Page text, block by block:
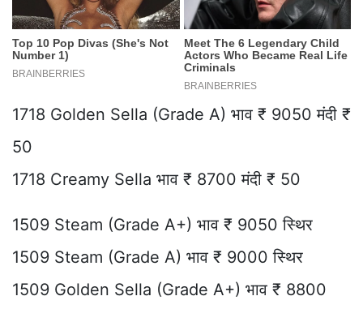
1718 Golden Sella (Grade A) भाव ₹ 9050 मंदी ₹
50
1718 Creamy Sella भाव ₹ 8700 मंदी ₹ 50
1509 Steam (Grade A+) भाव ₹ 9050 स्थिर
1509 Steam (Grade A) भाव ₹ 9000 स्थिर
1509 Golden Sella (Grade A+) भाव ₹ 8800